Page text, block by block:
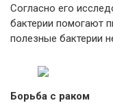
Согласно его
бактерии помогают
полезные бактерии
Борьба с раком